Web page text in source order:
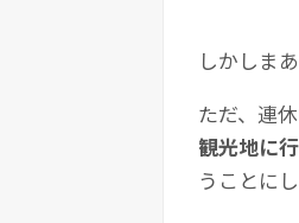
しかしま
ただ、連
観光地に
うことに